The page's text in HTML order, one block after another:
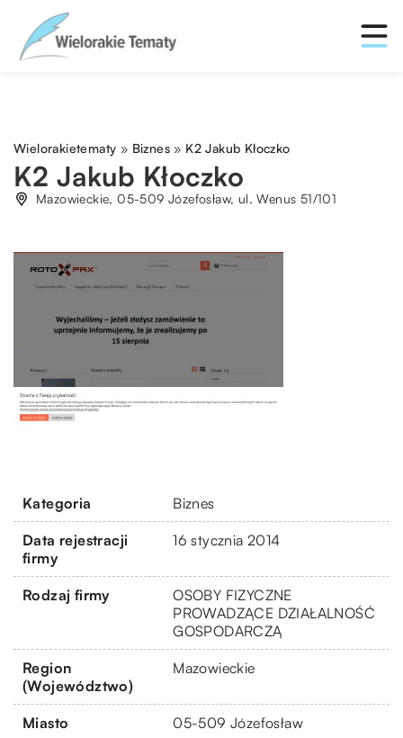
Wielorakietematy » Biznes » K2 Jakub Kłoczko
K2 Jakub Kłoczko
Mazowieckie, 05-509 Józefosław, ul. Wenus 51/101
Kategoria Biznes
Data rejestracji
firmy
16 stycznia 2014
Rodzaj firmy
OSOBY FIZYCZNE
PROWADZĄCE DZIAŁALNOŚĆ
GOSPODARCZĄ
Region
(Województwo)
Mazowieckie
Miasto 05-509 Józefosław